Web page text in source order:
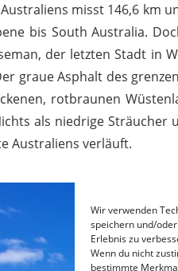
Wir verwenden
speichern und/
Erlebnis zu
Wenn du nicht
bestimmte
misst 146,6 km
bis South Australia.
der letzten Stadt in
graue Asphalt des
rotbraunen
als niedrige
Australiens verläuft.